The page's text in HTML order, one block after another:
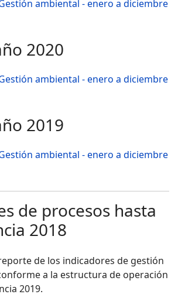
ambiental - enero a diciembre
2020
ambiental - enero a diciembre
2019
ambiental - enero a diciembre
de procesos hasta
2018
de los indicadores de gestión
a la estructura de operación
2019.